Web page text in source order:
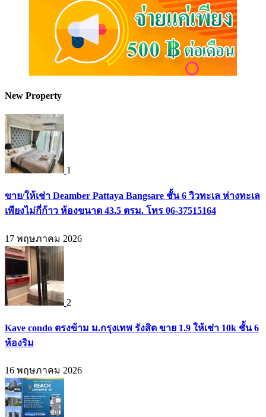
New Property
1
ขาย/ให้เช่า Deamber Pattaya Bangsare ชั้น 6 วิวทะเล ห่างทะเล
เพียงไม่กี่ก้าว ห้องขนาด 43.5 ตรม. โทร 06-37515164
17 พฤษภาคม 2026
2
Kave condo ตรงข้าม ม.กรุงเทพ รังสิต ขาย 1.9 ให้เช่า 10k ชั้น 6
ห้องริม
16 พฤษภาคม 2026